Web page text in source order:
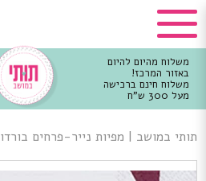
משלוח מהיום להיום
באזור המרכז!
משלוח חינם ברכישה
מעל 300 ש"ח
מרכזי
תותי במושב | מפיות נייר-פרחים בורדו